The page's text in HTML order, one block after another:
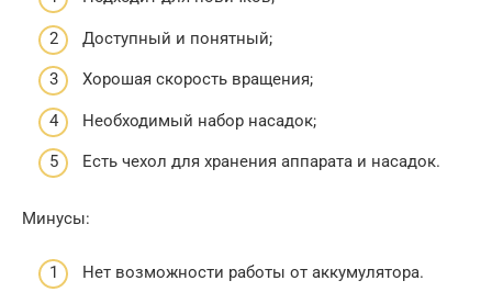
Доступный и понятный;
Хорошая скорость вращения;
Необходимый набор насадок;
Есть чехол для хранения аппарата и насадок.
Минусы:
Нет возможности работы от аккумулятора.